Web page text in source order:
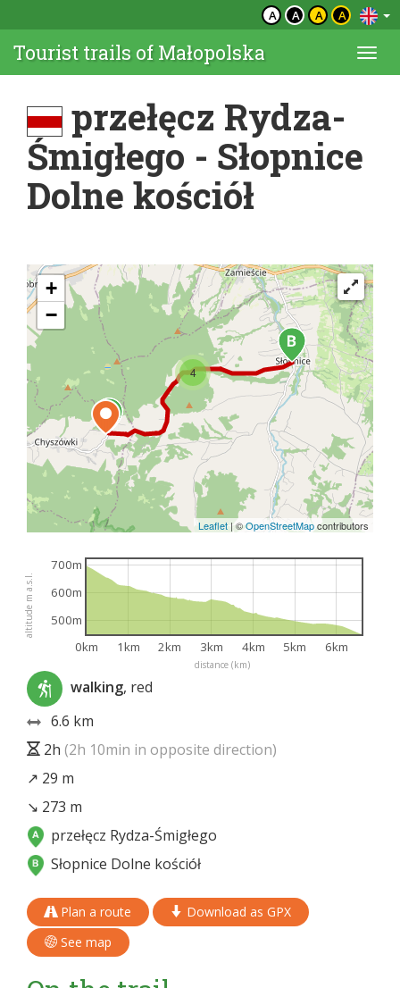
A A A A
Tourist trails of Małopolska
przełęcz Rydza-
Śmigłego - Słopnice
Dolne kościół
4
+
−
Leaflet | ©OpenStreetMapcontributors
distance (km)
altitude m a.s.l.
0km 1km 2km 3km 4km 5km 6km
500m
600m
700m
walking, red
6.6 km
2h (2h 10min in opposite direction)
↗ 29 m
↘ 273 m
przełęcz Rydza-Śmigłego
Słopnice Dolne kościół
Plan a route
Download as GPX
See map